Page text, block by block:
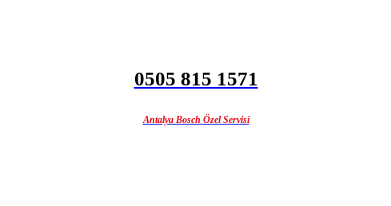
0505 815 1571
Antalya Bosch Özel Servisi